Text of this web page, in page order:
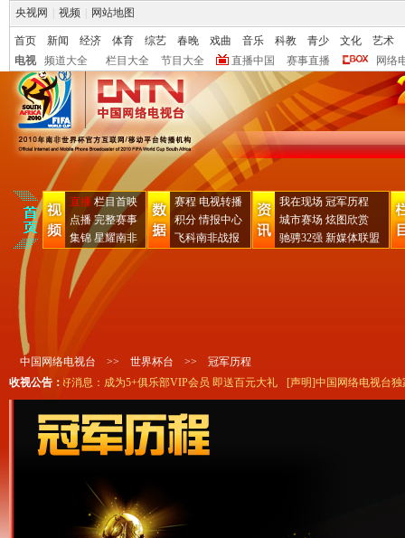
央视网 视频 网站地图
首页 新闻 经济 体育 综艺 春晚 戏曲 音乐 科教 青少 文化
艺术
电视
频道大全 栏目大全 节目大全 直播中国 赛事直播 网络
直播 栏目首映
点播 完整赛事
集锦 星耀南非
赛程 电视转播
积分 情报中心
飞科南非战报
我在现场 冠军历程
城市赛场 炫图欣赏
驰骋32强 新媒体联盟
中国网络电视台 >> 世界杯台 >> 冠军历程
收视公告：
俱乐部]好消息：成为5+俱乐部VIP会员 即送百元大礼 [声明]中国网络电视台独